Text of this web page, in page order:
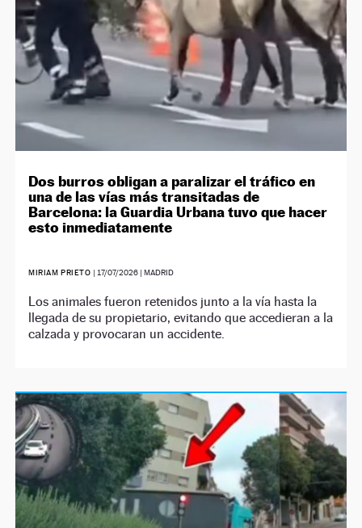
Dos burros obligan a paralizar el tráfico en
una de las vías más transitadas de
Barcelona: la Guardia Urbana tuvo que hacer
esto inmediatamente
MIRIAM PRIETO | 17/07/2026| MADRID
Los animales fueron retenidos junto a la vía hasta la
llegada de su propietario, evitando que accedieran a la
calzada y provocaran un accidente.